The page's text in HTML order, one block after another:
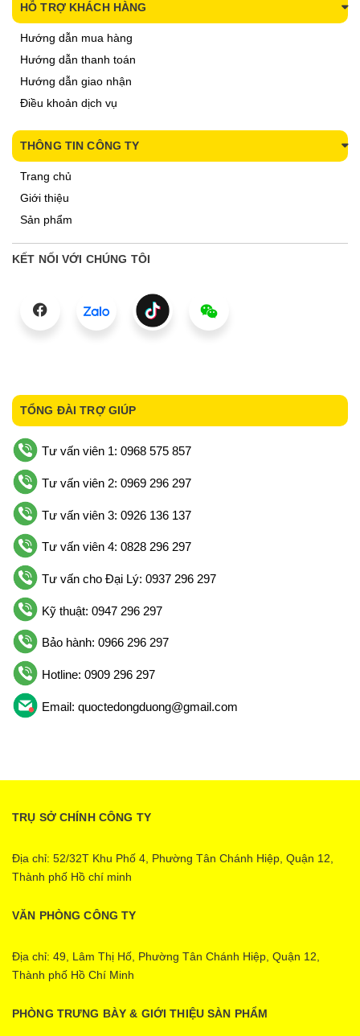
HỖ TRỢ KHÁCH HÀNG
Hướng dẫn mua hàng
Hướng dẫn thanh toán
Hướng dẫn giao nhận
Điều khoản dịch vụ
THÔNG TIN CÔNG TY
Trang chủ
Giới thiệu
Sản phẩm
KẾT NỐI VỚI CHÚNG TÔI
TỔNG ĐÀI TRỢ GIÚP
Tư vấn viên 1: 0968 575 857
Tư vấn viên 2: 0969 296 297
Tư vấn viên 3: 0926 136 137
Tư vấn viên 4: 0828 296 297
Tư vấn cho Đại Lý: 0937 296 297
Kỹ thuật: 0947 296 297
Bảo hành: 0966 296 297
Hotline: 0909 296 297
Email: quoctedongduong@gmail.com
TRỤ SỞ CHÍNH CÔNG TY
Địa chỉ: 52/32T Khu Phố 4, Phường Tân Chánh Hiệp, Quận 12,
Thành phố Hồ chí minh
VĂN PHÒNG CÔNG TY
Địa chỉ: 49, Lâm Thị Hố, Phường Tân Chánh Hiệp, Quận 12,
Thành phố Hồ Chí Minh
PHÒNG TRƯNG BÀY & GIỚI THIỆU SÀN PHẨM